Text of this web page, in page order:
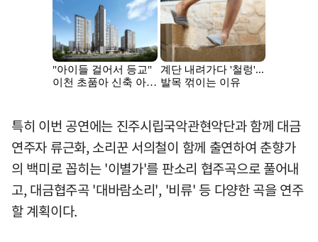
특히 이번 공연에는 진주시립국악관현악단과 함께 대금
연주자 류근화, 소리꾼 서의철이 함께 출연하여 춘향가
의 백미로 꼽히는 '이별가'를 판소리 협주곡으로 풀어내
고, 대금협주곡 '대바람소리', '비류' 등 다양한 곡을 연주
할 계획이다.